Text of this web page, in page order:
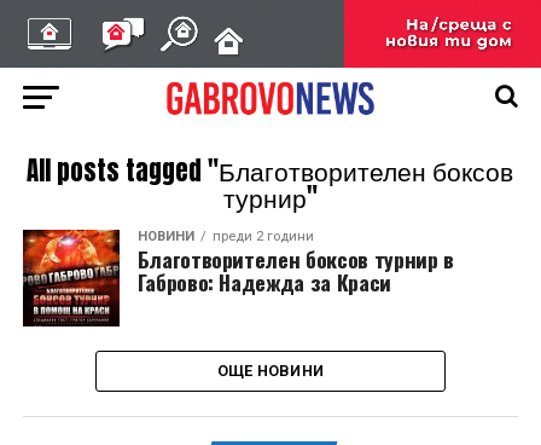
All posts tagged "Благотворителен боксов
турнир"
НОВИНИ преди 2 години
Благотворителен боксов турнир в
Габрово: Надежда за Краси
ОЩЕ НОВИНИ